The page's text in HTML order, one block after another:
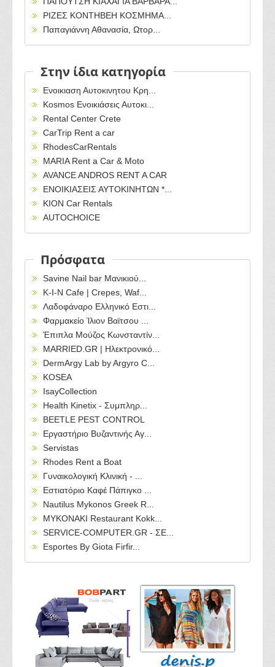
ΡΙΖΕΣ ΚΟΝΤΗΒΕΗ ΚΟΣΜΗΜΑ...
Παπαγιάννη Αθανασία, Ωτορ...
Στην ίδια κατηγορία
Ενοικιαση Αυτοκινητου Κρη...
Kosmos Ενοικιάσεις Αυτοκι...
Rental Center Crete
CarTrip Rent a car
RhodesCarRentals
MARIA Rent a Car & Moto
AVANCE ANDROS RENT A CAR
ΕΝΟΙΚΙΑΣΕΙΣ ΑΥΤΟΚΙΝΗΤΩΝ *...
KION Car Rentals
AUTOCHOICE
Πρόσφατα
Savine Nail bar Μανικιού...
Κ-Ι-Ν Cafe | Crepes, Waf...
Λαδοφάναρο Ελληνικό Εστι...
Φαρμακείο Ίλιον Βαϊτσου ...
Έπιπλα Μούζος Κωνσταντίν...
MARRIED.GR | Ηλεκτρονικό...
DermArgy Lab by Argyro C...
KOSEA
IsayCollection
Health Kinetix - Συμπληρ...
BEETLE PEST CONTROL
Εργαστήριο Βυζαντινής Αγ...
Servistas
Rhodes Rent a Boat
Γυναικολογική Κλινική - ...
Εστιατόριο Καφέ Πάπιγκο ...
Nautilus Mykonos Greek R...
MYKONAKI Restaurant Kokk...
SERVICE-COMPUTER.GR - ΣΕ...
Esportes By Giota Firfir...